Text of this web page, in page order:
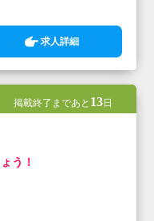
求人詳細
掲載終了まであと 13日
う！